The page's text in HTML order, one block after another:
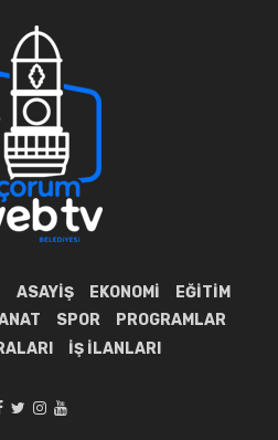
ASAYIŞ EKONOMI
EĞITIM
SPOR
PROGRAMLAR
İŞ İLANLARI